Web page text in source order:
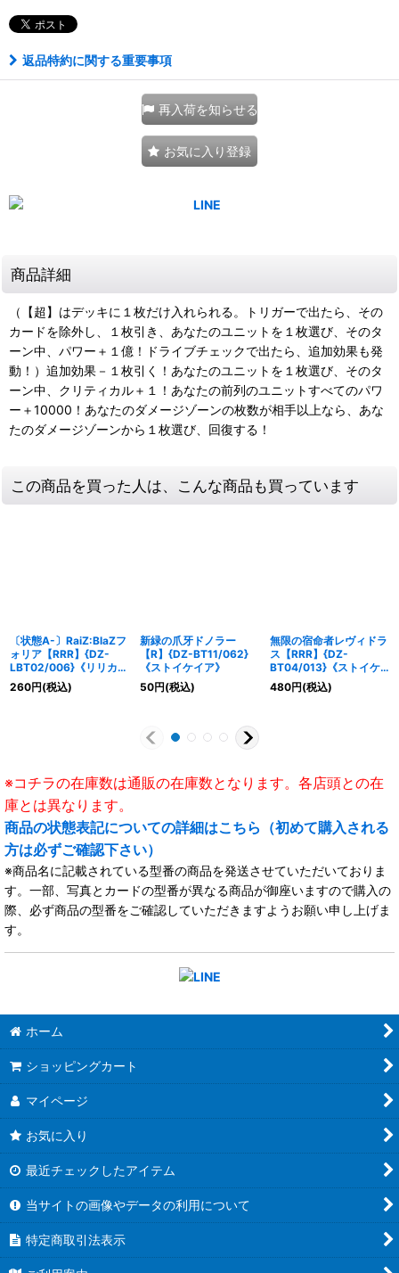
返品特約に関する重要事項
再入荷を知らせる
お気に入り登録
商品詳細
（【超】はデッキに１枚だけ入れられる。トリガーで出たら、その
カードを除外し、１枚引き、あなたのユニットを１枚選び、そのタ
ーン中、パワー＋１億！ドライブチェックで出たら、追加効果も発
動！）追加効果－１枚引く！あなたのユニットを１枚選び、そのタ
ーン中、クリティカル＋１！あなたの前列のユニットすべてのパワ
ー＋10000！あなたのダメージゾーンの枚数が相手以上なら、あな
たのダメージゾーンから１枚選び、回復する！
この商品を買った人は、こんな商品も買っています
〔状態A-〕RaiZ:BlaZフ
ォリア【RRR】{DZ-
LBT02/006}《リリカル
モナステリオ》
260円(税込)
新緑の爪牙ドノラー
【R】{DZ-BT11/062}
《ストイケイア》
50円(税込)
無限の宿命者レヴィドラ
ス【RRR】{DZ-
BT04/013}《ストイケ
イア》
480円(税込)
※コチラの在庫数は通販の在庫数となります。各店頭との在
庫とは異なります。
商品の状態表記についての詳細はこちら（初めて購入される
方は必ずご確認下さい）
※商品名に記載されている型番の商品を発送させていただいておりま
す。一部、写真とカードの型番が異なる商品が御座いますので購入の
際、必ず商品の型番をご確認していただきますようお願い申し上げま
す。
ホーム
ショッピングカート
マイページ
お気に入り
最近チェックしたアイテム
当サイトの画像やデータの利用について
特定商取引法表示